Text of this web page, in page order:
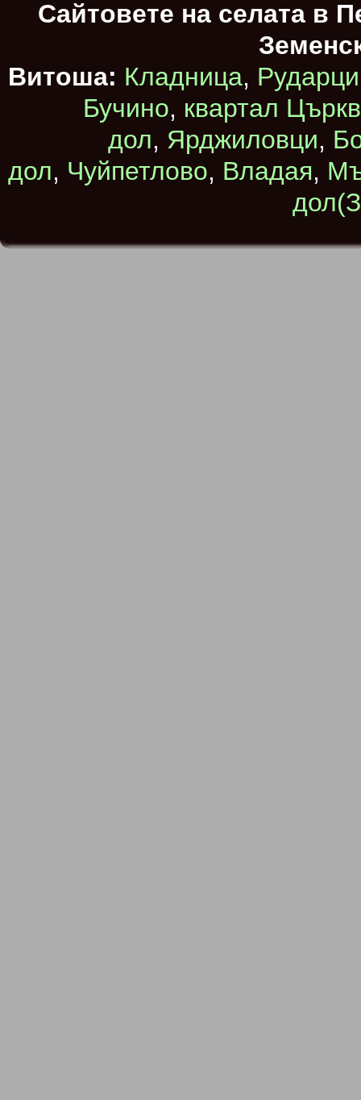
Сайтовете на селата в
Витоша: Кладница, Рударци
Бучино, квартал
дол, Ярджиловци,
дол, Чуйпетлово, Владая,